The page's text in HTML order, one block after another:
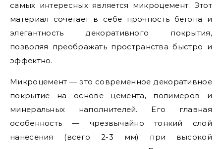
самых интересных является микроцемент. Этот
материал сочетает в себе прочность бетона и
элегантность декоративного покрытия,
позволяя преображать пространства быстро и
эффектно.
Микроцемент — это современное декоративное
покрытие на основе цемента, полимеров и
минеральных наполнителей. Его главная
особенность — чрезвычайно тонкий слой
нанесения (всего 2-3 мм) при высокой